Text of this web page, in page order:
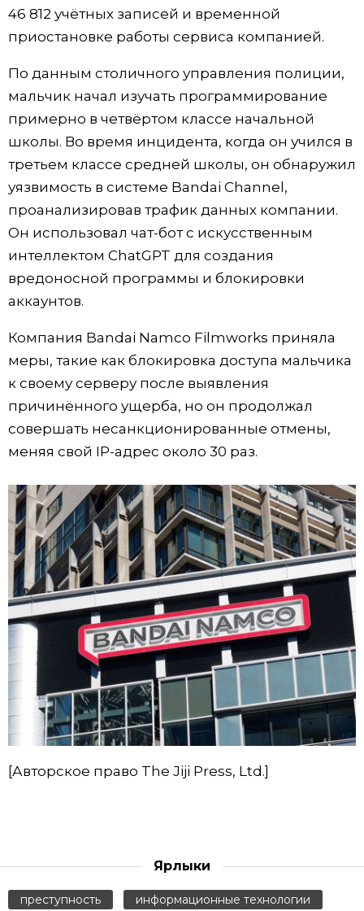
46 812 учётных записей и временной
приостановке работы сервиса компанией.
По данным столичного управления полиции,
мальчик начал изучать программирование
примерно в четвёртом классе начальной
школы. Во время инцидента, когда он учился в
третьем классе средней школы, он обнаружил
уязвимость в системе Bandai Channel,
проанализировав трафик данных компании.
Он использовал чат-бот с искусственным
интеллектом ChatGPT для создания
вредоносной программы и блокировки
аккаунтов.
Компания Bandai Namco Filmworks приняла
меры, такие как блокировка доступа мальчика
к своему серверу после выявления
причинённого ущерба, но он продолжал
совершать несанкционированные отмены,
меняя свой IP-адрес около 30 раз.
[Авторское право The Jiji Press, Ltd.]
Ярлыки
преступность информационные технологии